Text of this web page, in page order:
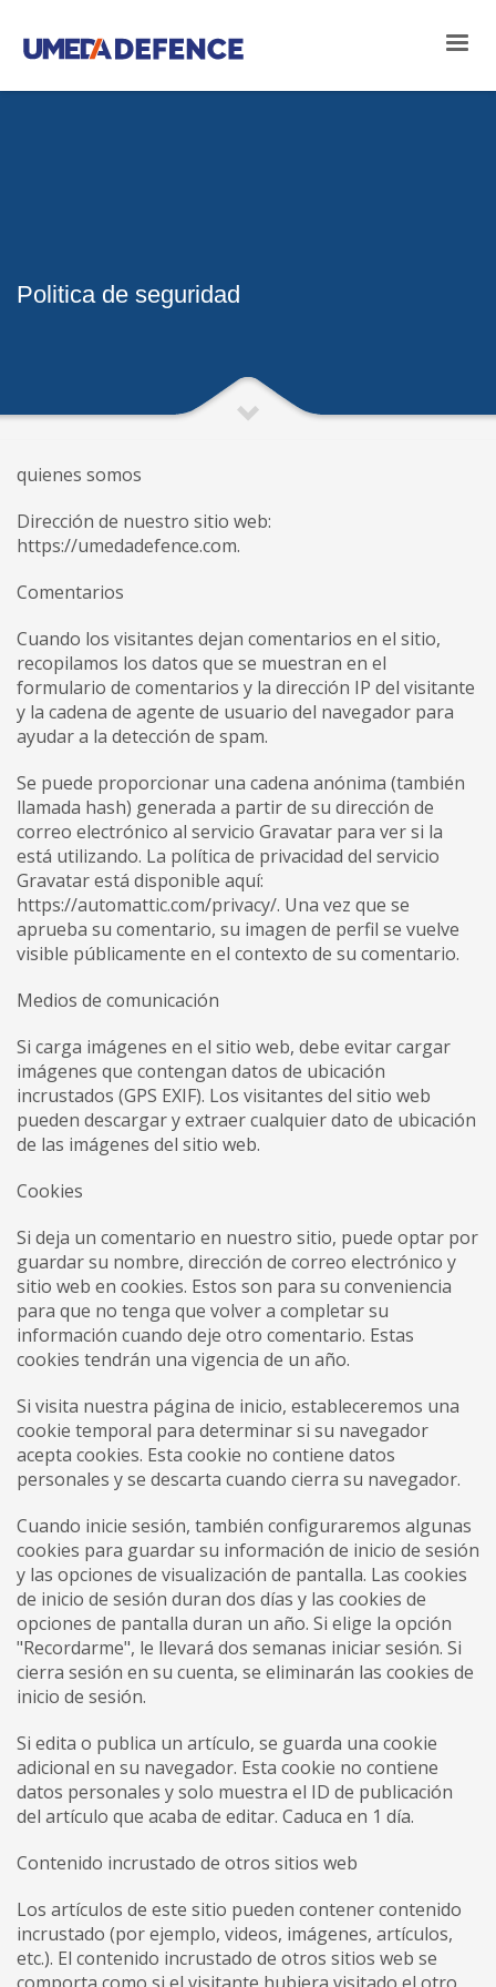
Politica de seguridad
quienes somos
Dirección de nuestro sitio web:
https://umedadefence.com.
Comentarios
Cuando los visitantes dejan comentarios en el sitio,
recopilamos los datos que se muestran en el
formulario de comentarios y la dirección IP del visitante
y la cadena de agente de usuario del navegador para
ayudar a la detección de spam.
Se puede proporcionar una cadena anónima (también
llamada hash) generada a partir de su dirección de
correo electrónico al servicio Gravatar para ver si la
está utilizando. La política de privacidad del servicio
Gravatar está disponible aquí:
https://automattic.com/privacy/. Una vez que se
aprueba su comentario, su imagen de perfil se vuelve
visible públicamente en el contexto de su comentario.
Medios de comunicación
Si carga imágenes en el sitio web, debe evitar cargar
imágenes que contengan datos de ubicación
incrustados (GPS EXIF). Los visitantes del sitio web
pueden descargar y extraer cualquier dato de ubicación
de las imágenes del sitio web.
Cookies
Si deja un comentario en nuestro sitio, puede optar por
guardar su nombre, dirección de correo electrónico y
sitio web en cookies. Estos son para su conveniencia
para que no tenga que volver a completar su
información cuando deje otro comentario. Estas
cookies tendrán una vigencia de un año.
Si visita nuestra página de inicio, estableceremos una
cookie temporal para determinar si su navegador
acepta cookies. Esta cookie no contiene datos
personales y se descarta cuando cierra su navegador.
Cuando inicie sesión, también configuraremos algunas
cookies para guardar su información de inicio de sesión
y las opciones de visualización de pantalla. Las cookies
de inicio de sesión duran dos días y las cookies de
opciones de pantalla duran un año. Si elige la opción
"Recordarme", le llevará dos semanas iniciar sesión. Si
cierra sesión en su cuenta, se eliminarán las cookies de
inicio de sesión.
Si edita o publica un artículo, se guarda una cookie
adicional en su navegador. Esta cookie no contiene
datos personales y solo muestra el ID de publicación
del artículo que acaba de editar. Caduca en 1 día.
Contenido incrustado de otros sitios web
Los artículos de este sitio pueden contener contenido
incrustado (por ejemplo, videos, imágenes, artículos,
etc.). El contenido incrustado de otros sitios web se